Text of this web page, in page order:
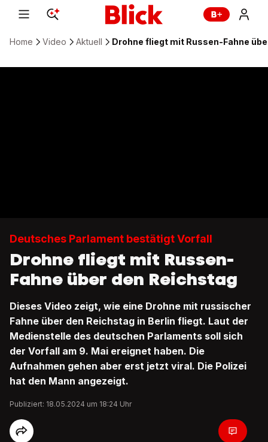
Home Video Aktuell Drohne fliegt mit Russen-Fahne
Deutsches Parlament bestätigt Vorfall
Drohne fliegt mit Russen-
Fahne über den Reichstag
Dieses Video zeigt, wie eine Drohne mit russischer
Fahne über den Reichstag in Berlin fliegt. Laut der
Medienstelle des deutschen Parlaments soll sich
der Vorfall am 9. Mai ereignet haben. Die
Aufnahmen gehen aber erst jetzt viral. Die Polizei
hat den Mann angezeigt.
Publiziert: 18.05.2024 um 18:24 Uhr